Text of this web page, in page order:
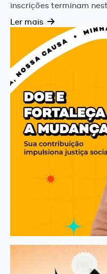
inscrições terminam
Ler mais